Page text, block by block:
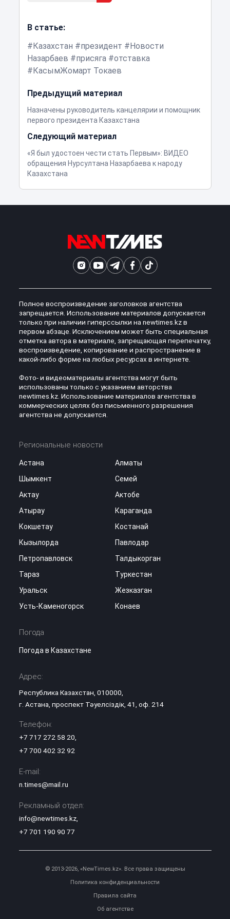
В статье:
Казахстан
президент
Новости
Назарбаев
присяга
отставка
КасымЖомарт Токаев
Предыдущий материал
Назначены руководитель канцелярии и помощник
первого президента Казахстана
Следующий материал
«Я был удостоен чести стать Первым»: ВИДЕО
обращения Нурсултана Назарбаева к народу
Казахстана
Полное воспроизведение заголовков агентства
запрещается. Использование материалов допускается
только при наличии гиперссылки на newtimes.kz в
первом абзаце. Исключением может быть специальная
отметка автора в материале, запрещающая перепечатку,
воспроизведение, копирование и распространение в
какой-либо форме на любых ресурсах в интернете.
Фото- и видеоматериалы агентства могут быть
использованы только с указанием авторства
newtimes.kz. Использование материалов агентства в
коммерческих целях без письменного разрешения
агентства не допускается.
Региональные новости
Астана
Алматы
Шымкент
Семей
Актау
Актобе
Атырау
Караганда
Кокшетау
Костанай
Кызылорда
Павлодар
Петропавловск
Талдыкорган
Тараз
Туркестан
Уральск
Жезказган
Усть-Каменогорск
Конаев
Погода
Погода в Казахстане
Адрес:
Республика Казахстан, 010000,
г. Астана, проспект Тәуелсіздік, 41, оф. 214
Телефон:
+7 717 272 58 20
+7 700 402 32 92
E-mail:
n.times@mail.ru
Рекламный отдел:
info@newtimes.kz,
+7 701 190 90 77
© 2013-2026, «NewTimes.kz». Все права защищены
Политика конфиденциальности
Правила сайта
Об агентстве